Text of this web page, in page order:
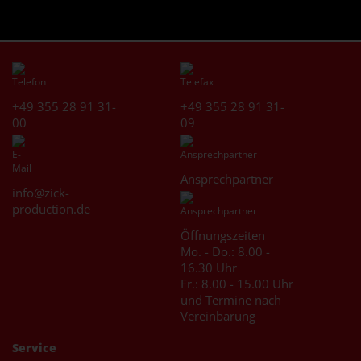
+49 355 28 91 31-
00
+49 355 28 91 31-
09
info@zick-
production.de
Ansprechpartner
Öffnungszeiten
Mo. - Do.: 8.00 -
16.30 Uhr
Fr.: 8.00 - 15.00 Uhr
und Termine nach
Vereinbarung
Service